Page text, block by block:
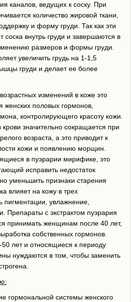
каналов, ведущих к соску. При
количество жировой ткани,
и форму груди. Так как эти
соска внутрь груди и завершаются в
размеров и формы груди.
увеличить грудь на 1-1,5
груди и делает ее более
изменений в коже это
половых гормонов,
контролирующего красоту кожи.
значительно сокращается при
возраста, а это приводит к
кожи и появлению морщин.
в пуэрарии мирифике, это
исправить недостаток
уменьшить признаки старения
влияет на кожу в трех
пигментации, увлажнение,
Препараты с экстрактом пуэрария
принимать женщинам после 40 лет,
собственных гормонов.
лет и относящиеся к периоду
нуждаются в том, чтобы заменить
гормональной системы женского